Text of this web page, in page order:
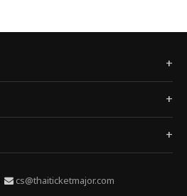
cs@thaiticketmajor.com